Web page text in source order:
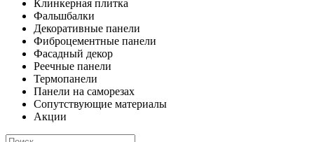
Клинкерная плитка
Фальшбалки
Декоративные панели
Фиброцементные панели
Фасадный декор
Реечные панели
Термопанели
Панели на саморезах
Сопутствующие материалы
Акции